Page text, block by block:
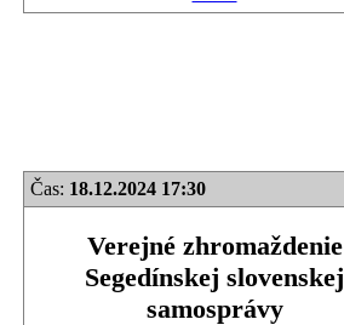
Čas: 18.12.2024 17:30
Verejné zhromaždenie
Segedínskej slovenskej
samosprávy